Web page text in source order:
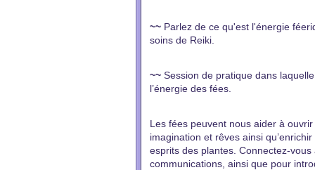
~~ Parlez de ce qu'est l'énergie
soins de Reiki.
~~ Session de pratique dans
l’énergie des fées.
Les fées peuvent nous aider à
imagination et rêves ainsi
esprits des plantes. Connectez-
communications, ainsi que pour